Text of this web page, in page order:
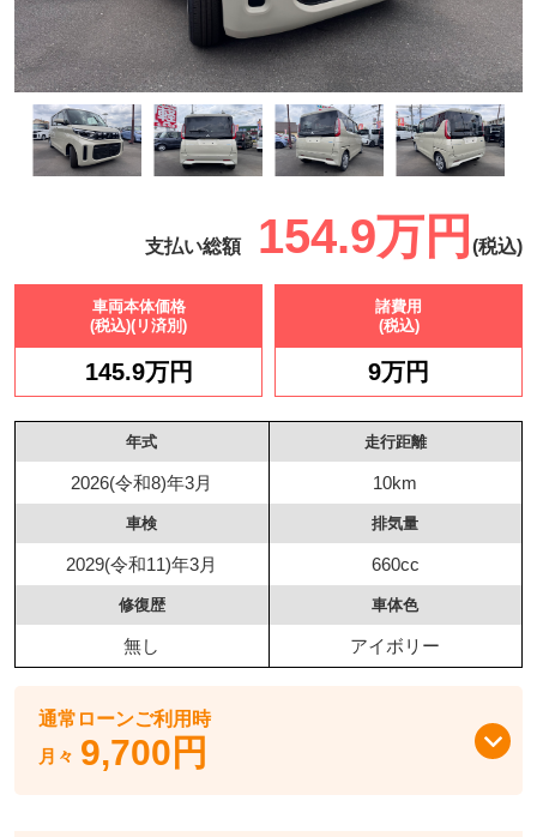
支払い総額 154.9万円 (税込)
車両本体価格
(税込)(リ済別)
145.9万円
諸費用
(税込)
9万円
年式
2026(令和8)年3月
走行距離
10km
車検
2029(令和11)年3月
排気量
660cc
修復歴
無し
車体色
アイボリー
通常ローンご利用時
月々 9,700円